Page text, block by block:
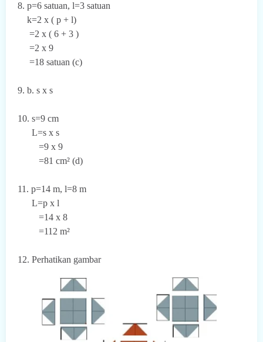
8. p=6 satuan, l=3 satuan
k=2 x ( p + l)
=2 x ( 6 + 3 )
=2 x 9
=18 satuan (c)
9. b. s x s
10. s=9 cm
L=s x s
=9 x 9
=81 cm² (d)
11. p=14 m, l=8 m
L=p x l
=14 x 8
=112 m²
12. Perhatikan gambar